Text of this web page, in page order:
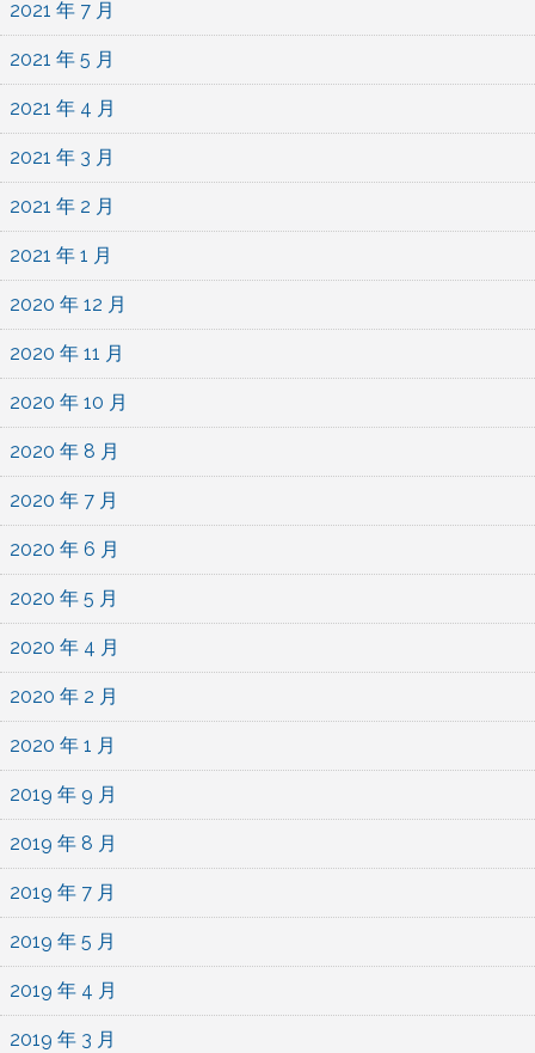
2021 年 7 月
2021 年 5 月
2021 年 4 月
2021 年 3 月
2021 年 2 月
2021 年 1 月
2020 年 12 月
2020 年 11 月
2020 年 10 月
2020 年 8 月
2020 年 7 月
2020 年 6 月
2020 年 5 月
2020 年 4 月
2020 年 2 月
2020 年 1 月
2019 年 9 月
2019 年 8 月
2019 年 7 月
2019 年 5 月
2019 年 4 月
2019 年 3 月